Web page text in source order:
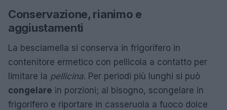
Conservazione, rianimo e
aggiustamenti
La besciamella si conserva in frigorifero in
contenitore ermetico con pellicola a contatto per
limitare la pellicina. Per periodi più lunghi si può
congelare in porzioni; al bisogno, scongelare in
frigorifero e riportare in casseruola a fuoco dolce